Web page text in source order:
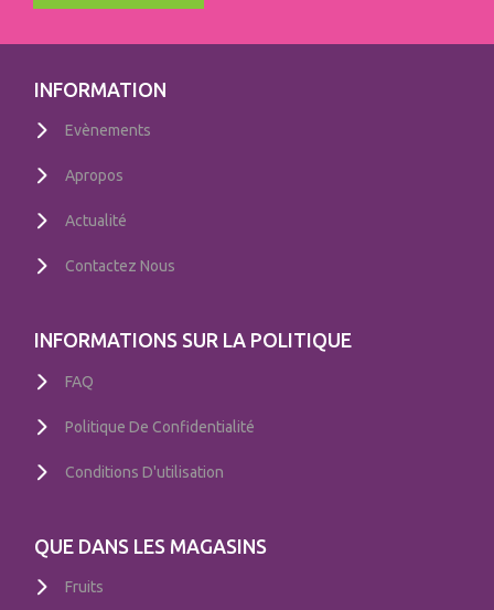
INFORMATION
Evènements
Apropos
Actualité
Contactez Nous
INFORMATIONS SUR LA POLITIQUE
FAQ
Politique De Confidentialité
Conditions D'utilisation
QUE DANS LES MAGASINS
Fruits